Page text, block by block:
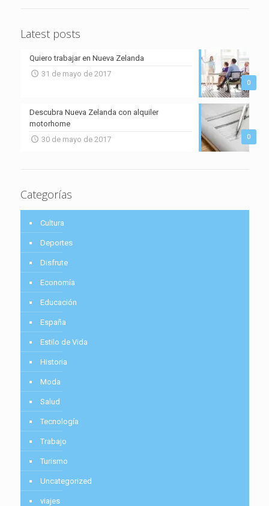
Latest posts
0
Quiero trabajar en Nueva Zelanda
31 de mayo de 2017
0
Descubra Nueva Zelanda con alquiler
motorhome
30 de mayo de 2017
Categorías
Cultura
Deportes
Disfrute
Economía
Educación
España
Estilo de Vida
Historia
Moda
Salud
Tecnología
Trabajo
Turismo
Uncategorized
viajes